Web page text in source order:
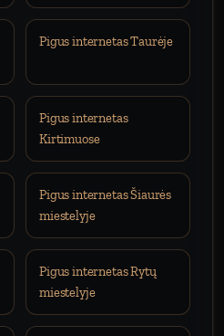
Pigus internetas Taurėje
Pigus internetas
Kirtimuose
Pigus internetas Šiaurės
miestelyje
Pigus internetas Rytų
miestelyje